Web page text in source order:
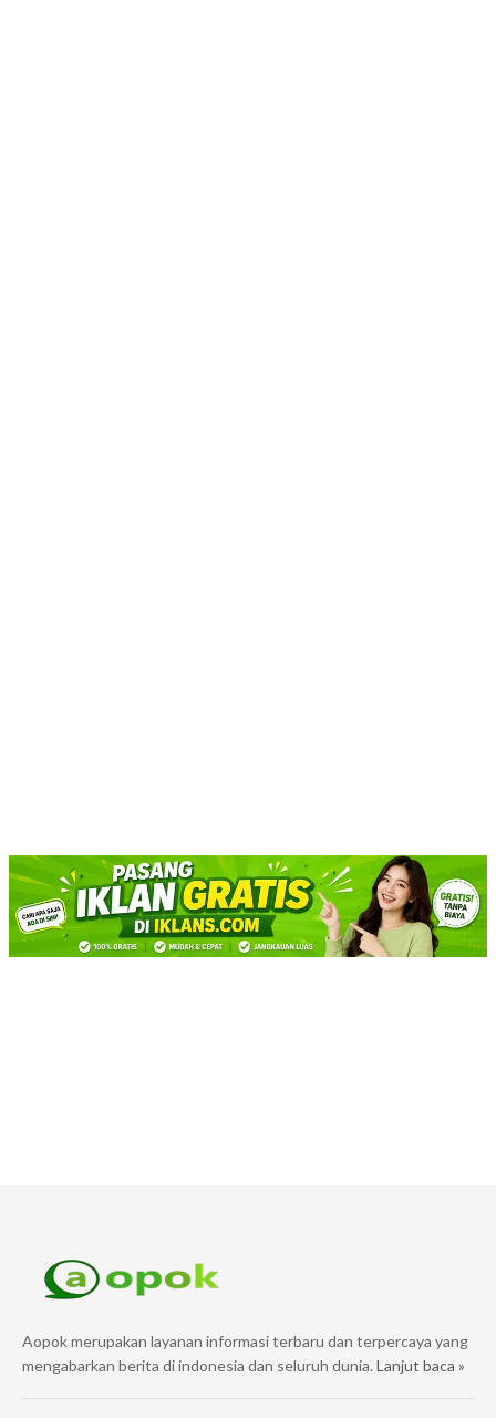
Aopok merupakan layanan informasi terbaru dan terpercaya yang
mengabarkan berita di indonesia dan seluruh dunia. Lanjut baca »